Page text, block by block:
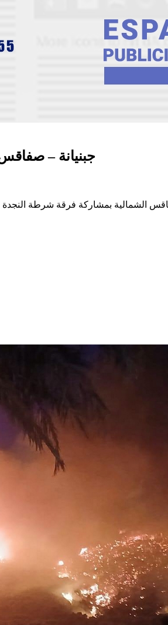
جبنيانة –
الأمن الوطني بصفاقس الشمالية بمشاركة